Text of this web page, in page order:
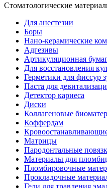
Стоматологические
Для анестезии
Боры
Нано-керамические
Адгезивы
Артикуляционная
Для восстановления
Герметики для фиссур
Паста для
Детектор кариеса
Диски
Коллагеновые
Коффердам
Матрицы
Пародонтальные
Материалы для
Пломбировочные
Прокладочные
Гели для травления